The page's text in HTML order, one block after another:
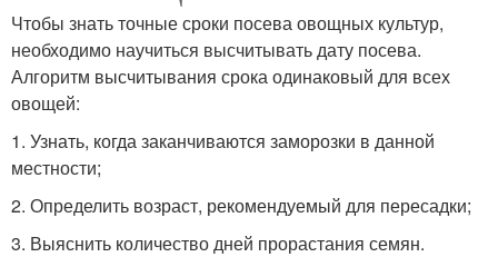
Чтобы знать точные сроки посева овощных культур,
необходимо научиться высчитывать дату посева.
Алгоритм высчитывания срока одинаковый для всех
овощей:
1. Узнать, когда заканчиваются заморозки в данной
местности;
2. Определить возраст, рекомендуемый для пересадки;
3. Выяснить количество дней прорастания семян.